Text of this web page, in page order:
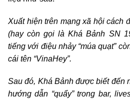
Xuất hiện trên mạng xã hội cách
(hay còn gọi là Khá Bảnh SN
tiếng với điệu nhảy “múa quạt”
cái tên “VinaHey”.
Sau đó, Khá Bảnh được biết đến
hướng dẫn “quẩy” trong bar,